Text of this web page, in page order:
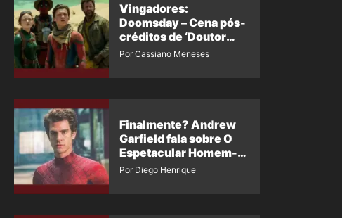
Vingadores:
Doomsday – Cena pós-
créditos de ‘Doutor
Destino’ é revelada
Por Cassiano Meneses
Finalmente? Andrew
Garfield fala sobre O
Espetacular Homem-
Aranha 3
Por Diego Henrique